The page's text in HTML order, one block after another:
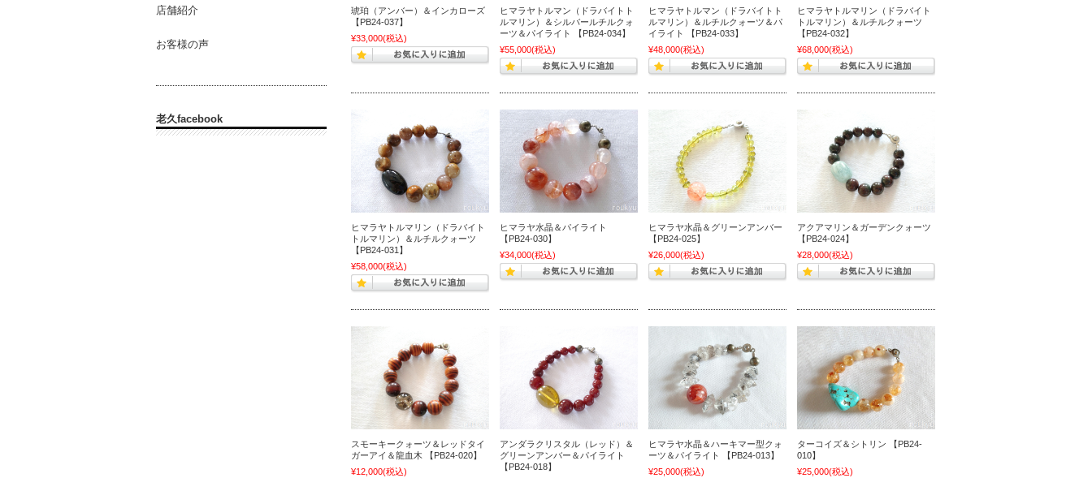
琥珀（アンバー）＆インカローズ
【PB24-037】
¥33,000(税込)
ヒマラヤトルマン（ドラバイトト
ルマリン）＆シルバールチルクォ
ーツ＆パイライト 【PB24-034】
¥55,000(税込)
ヒマラヤトルマン（ドラバイトト
ルマリン）＆ルチルクォーツ＆パ
イライト 【PB24-033】
¥48,000(税込)
ヒマラヤトルマリン（ドラバイト
トルマリン）＆ルチルクォーツ
【PB24-032】
¥68,000(税込)
ヒマラヤトルマリン（ドラバイト
トルマリン）＆ルチルクォーツ
【PB24-031】
¥58,000(税込)
ヒマラヤ水晶＆パイライト
【PB24-030】
¥34,000(税込)
ヒマラヤ水晶＆グリーンアンバー
【PB24-025】
¥26,000(税込)
アクアマリン＆ガーデンクォーツ
【PB24-024】
¥28,000(税込)
スモーキークォーツ＆レッドタイ
ガーアイ＆龍血木 【PB24-020】
¥12,000(税込)
アンダラクリスタル（レッド）＆
グリーンアンバー＆パイライト
【PB24-018】
ヒマラヤ水晶＆ハーキマー型クォ
ーツ＆パイライト 【PB24-013】
¥25,000(税込)
ターコイズ＆シトリン 【PB24-
010】
¥25,000(税込)
店舗紹介
お客様の声
老久facebook